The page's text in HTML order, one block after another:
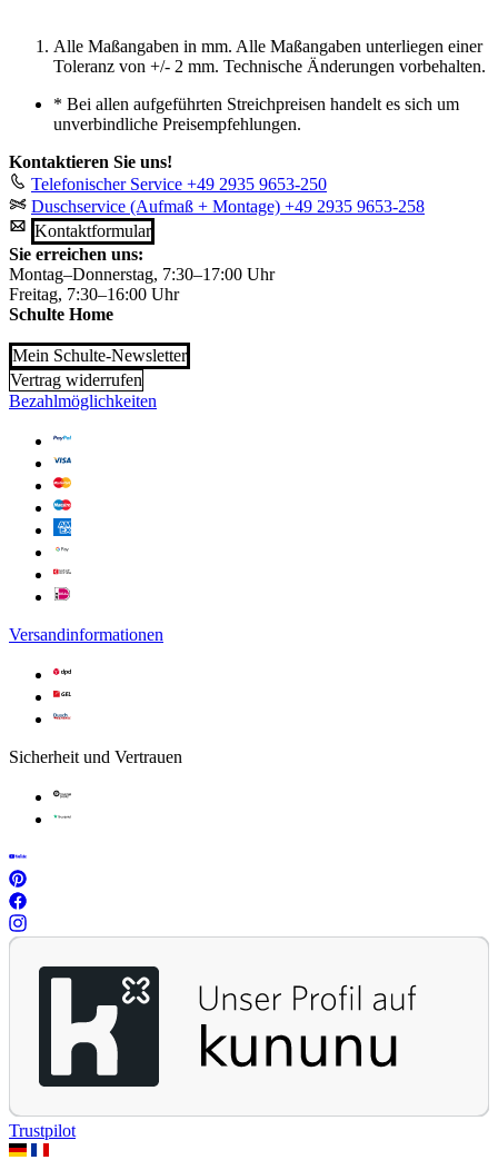
Alle Maßangaben in mm. Alle Maßangaben unterliegen einer
Toleranz von +/- 2 mm. Technische Änderungen vorbehalten.
* Bei allen aufgeführten Streichpreisen handelt es sich um
unverbindliche Preisempfehlungen.
Kontaktieren Sie uns!
Telefonischer Service +49 2935 9653-250
Duschservice (Aufmaß + Montage) +49 2935 9653-258
Kontaktformular
Sie erreichen uns:
Montag–Donnerstag, 7:30–17:00 Uhr
Freitag, 7:30–16:00 Uhr
Schulte Home
Mein Schulte-Newsletter
Vertrag widerrufen
Bezahlmöglichkeiten
Versandinformationen
Sicherheit und Vertrauen
Trustpilot